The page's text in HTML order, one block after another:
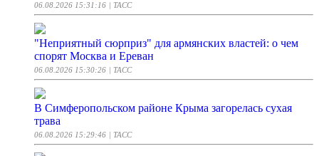
06.08.2026 15:31:16 | ТАСС
"Неприятный сюрприз" для армянских властей: о чем
спорят Москва и Ереван
06.08.2026 15:30:26 | ТАСС
В Симферопольском районе Крыма загорелась сухая
трава
06.08.2026 15:29:46 | ТАСС